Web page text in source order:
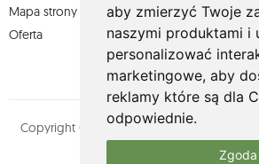
aby zmierzyć Twoje
naszymi produktami i
personalizować
marketingowe, aby
reklamy które są dla
odpowiednie.
Zgoda
Mapa strony
Oferta
Copyright © olium.pl. Wszystkie prawa
MOUTON interactive